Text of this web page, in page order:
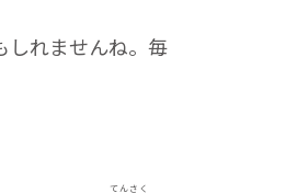
しれませんね。毎
てん さく